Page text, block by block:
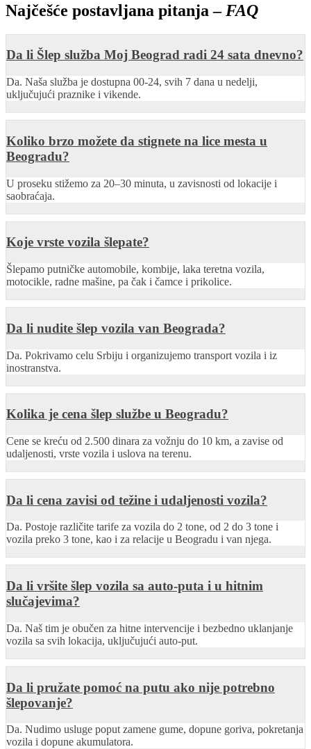
Najčešće postavljana pitanja – FAQ
Da li Šlep služba Moj Beograd radi 24 sata dnevno?
Da. Naša služba je dostupna 00-24, svih 7 dana u nedelji,
uključujući praznike i vikende.
Koliko brzo možete da stignete na lice mesta u
Beogradu?
U proseku stižemo za 20–30 minuta, u zavisnosti od lokacije i
saobraćaja.
Koje vrste vozila šlepate?
Šlepamo putničke automobile, kombije, laka teretna vozila,
motocikle, radne mašine, pa čak i čamce i prikolice.
Da li nudite šlep vozila van Beograda?
Da. Pokrivamo celu Srbiju i organizujemo transport vozila i iz
inostranstva.
Kolika je cena šlep službe u Beogradu?
Cene se kreću od 2.500 dinara za vožnju do 10 km, a zavise od
udaljenosti, vrste vozila i uslova na terenu.
Da li cena zavisi od težine i udaljenosti vozila?
Da. Postoje različite tarife za vozila do 2 tone, od 2 do 3 tone i
vozila preko 3 tone, kao i za relacije u Beogradu i van njega.
Da li vršite šlep vozila sa auto-puta i u hitnim
slučajevima?
Da. Naš tim je obučen za hitne intervencije i bezbedno uklanjanje
vozila sa svih lokacija, uključujući auto-put.
Da li pružate pomoć na putu ako nije potrebno
šlepovanje?
Da. Nudimo usluge poput zamene gume, dopune goriva, pokretanja
vozila i dopune akumulatora.